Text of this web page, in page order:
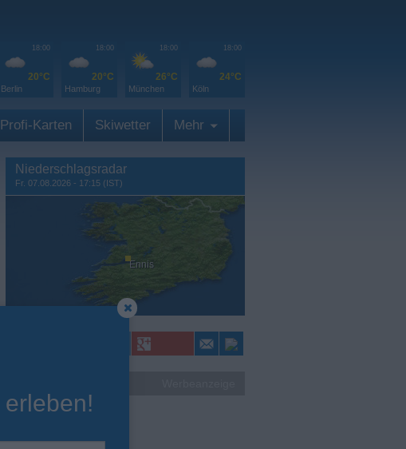
18:00
20°C
Berlin
18:00
20°C
Hamburg
18:00
26°C
München
18:00
24°C
Köln
Profi-Karten Skiwetter Mehr
Niederschlagsradar
Fr. 07.08.2026 - 17:15 (IST)
Ennis
erleben!